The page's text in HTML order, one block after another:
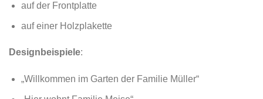
auf der Frontplatte
auf einer Holzplakette
Designbeispiele:
„Willkommen im Garten der Familie Müller“